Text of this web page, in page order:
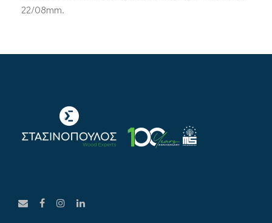
22/08mm.